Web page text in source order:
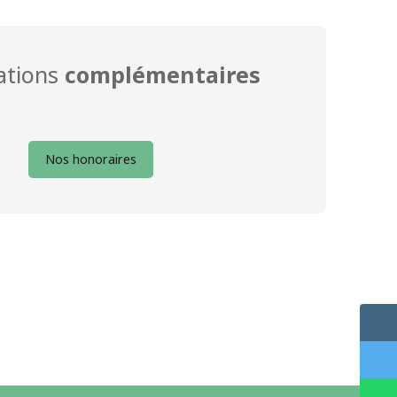
complémentaires
Nos honoraires